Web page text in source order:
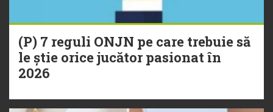
(P) 7 reguli ONJN pe care trebuie să
le știe orice jucător pasionat în
2026